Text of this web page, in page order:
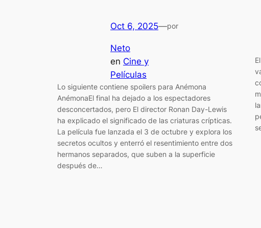
Oct 6, 2025—por
Neto
en Cine y
Películas
Lo siguiente contiene spoilers para Anémona
AnémonaEl final ha dejado a los espectadores
desconcertados, pero El director Ronan Day-Lewis
ha explicado el significado de las criaturas crípticas.
La película fue lanzada el 3 de octubre y explora los
secretos ocultos y enterró el resentimiento entre dos
hermanos separados, que suben a la superficie
después de…